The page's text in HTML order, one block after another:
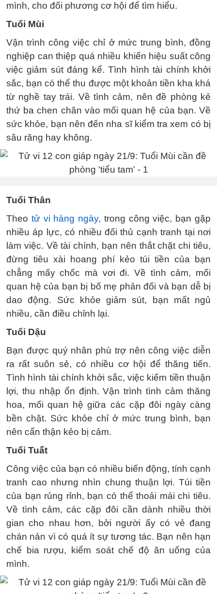
mình, cho đối phương cơ hội để tìm hiểu.
Tuổi Mùi
Vận trình công việc chỉ ở mức trung bình, đồng
nghiệp can thiệp quá nhiều khiến hiệu suất công
việc giảm sút đáng kể. Tình hình tài chính khởi
sắc, bạn có thể thu được một khoản tiền kha khá
từ nghề tay trái. Về tình cảm, nên đề phòng kẻ
thứ ba chen chân vào mối quan hệ của bạn. Về
sức khỏe, bạn nên đến nha sĩ kiểm tra xem có bị
sâu răng hay không.
Tuổi Thân
Theo tử vi hàng ngày, trong công việc, bạn gặp
nhiều áp lực, có nhiều đối thủ cạnh tranh tại nơi
làm việc. Về tài chính, bạn nên thắt chặt chi tiêu,
đừng tiêu xài hoang phí kẻo túi tiền của bạn
chẳng mấy chốc mà vơi đi. Về tình cảm, mối
quan hệ của bạn bị bố mẹ phản đối và bạn dễ bị
dao động. Sức khỏe giảm sút, bạn mất ngủ
nhiều, cần điều chỉnh lại.
Tuổi Dậu
Bạn được quý nhân phù trợ nên công việc diễn
ra rất suôn sẻ, có nhiều cơ hội để thăng tiến.
Tình hình tài chính khởi sắc, việc kiếm tiền thuận
lợi, thu nhập ổn định. Vận trình tình cảm thăng
hoa, mối quan hệ giữa các cặp đôi ngày càng
bền chặt. Sức khỏe chỉ ở mức trung bình, bạn
nên cẩn thận kẻo bị cảm.
Tuổi Tuất
Công việc của bạn có nhiều biến động, tính cạnh
tranh cao nhưng nhìn chung thuận lợi. Túi tiền
của bạn rủng rỉnh, bạn có thể thoải mái chi tiêu.
Về tình cảm, các cặp đôi cần dành nhiều thời
gian cho nhau hơn, bởi người ấy có vẻ đang
chán nản vì có quá ít sự tương tác. Bạn nên hạn
chế bia rượu, kiểm soát chế độ ăn uống của
mình.